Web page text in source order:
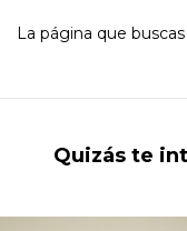
La página que
Quizás te